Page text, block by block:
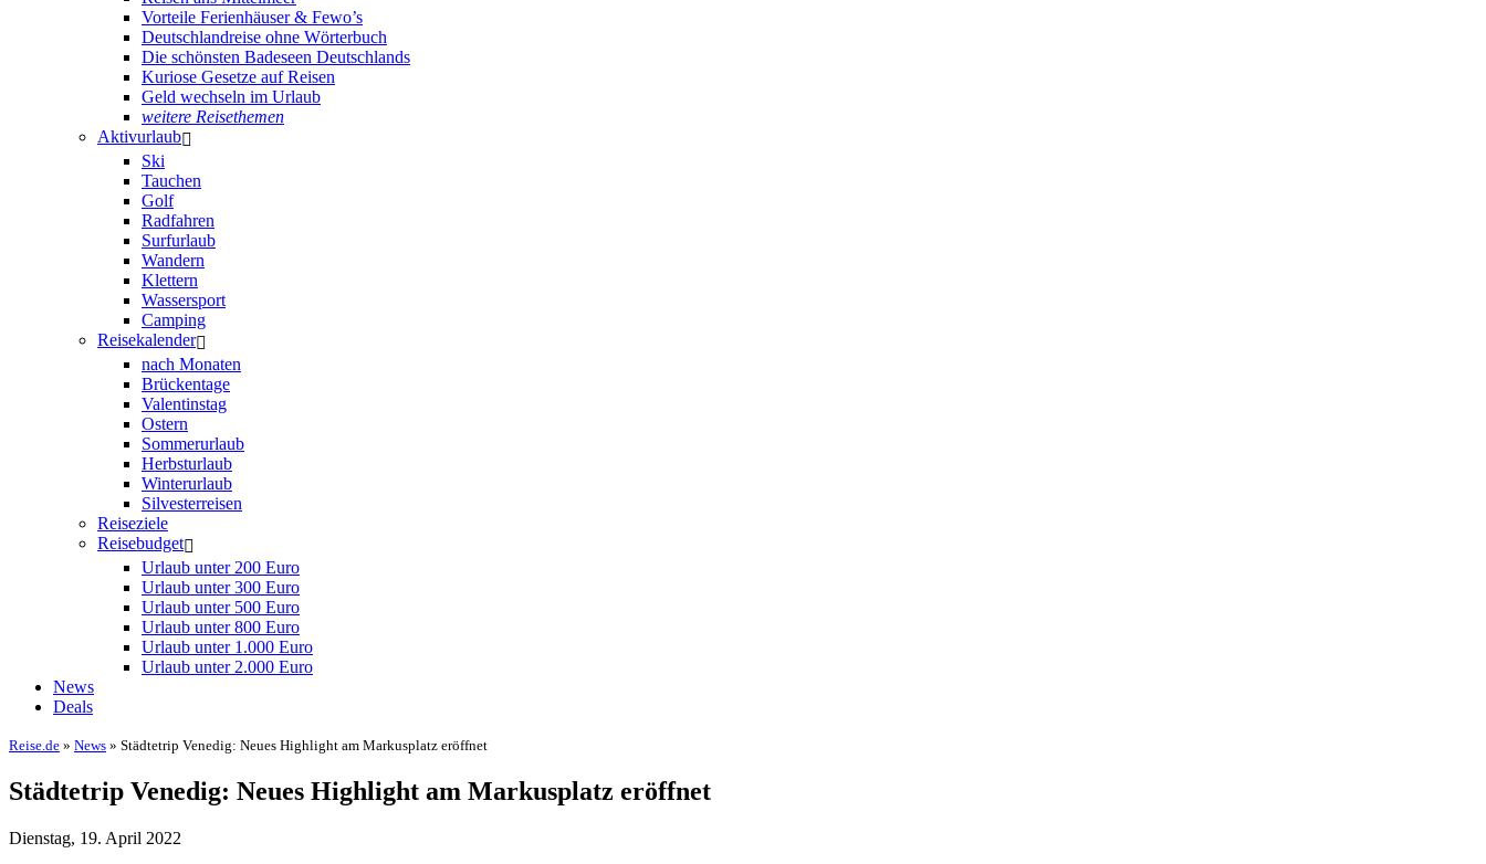
Vorteile Ferienhäuser & Fewo’s
Deutschlandreise ohne Wörterbuch
Die schönsten Badeseen Deutschlands
Kuriose Gesetze auf Reisen
Geld wechseln im Urlaub
weitere Reisethemen
Aktivurlaub
Ski
Tauchen
Golf
Radfahren
Surfurlaub
Wandern
Klettern
Wassersport
Camping
Reisekalender
nach Monaten
Brückentage
Valentinstag
Ostern
Sommerurlaub
Herbsturlaub
Winterurlaub
Silvesterreisen
Reiseziele
Reisebudget
Urlaub unter 200 Euro
Urlaub unter 300 Euro
Urlaub unter 500 Euro
Urlaub unter 800 Euro
Urlaub unter 1.000 Euro
Urlaub unter 2.000 Euro
News
Deals
Reise.de » News » Städtetrip Venedig: Neues Highlight am Markusplatz eröffnet
Städtetrip Venedig: Neues Highlight am Markusplatz eröffnet
Dienstag, 19. April 2022